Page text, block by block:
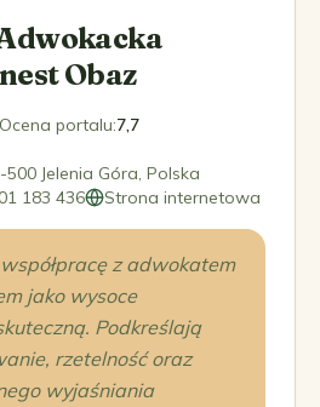
Obaz
Ocena portalu:7,7
Jelenia Góra, Polska
183 436 Strona internetowa
z adwokatem
jako wysoce
Podkreślają
rzetelność oraz
wyjaśniania